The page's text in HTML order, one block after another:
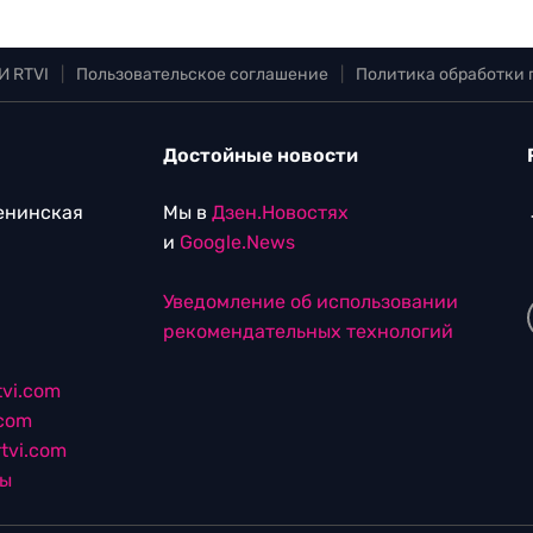
RTVI Пользовательское соглашение Политика
Достойные новости
Мы в Дзен.Новостях
и Google.News
Уведомление об использовании
рекомендательных технологий